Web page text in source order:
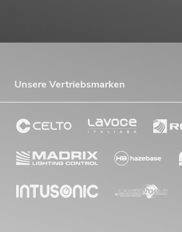
Unsere Vertriebsmarken